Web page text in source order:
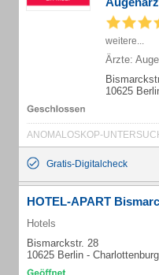
weitere...
Ärzte:
10625
Gratis-Digitalcheck
HOTEL-APART
Hotels
Bismarckstr. 28
10625 Berlin - Charlottenburg